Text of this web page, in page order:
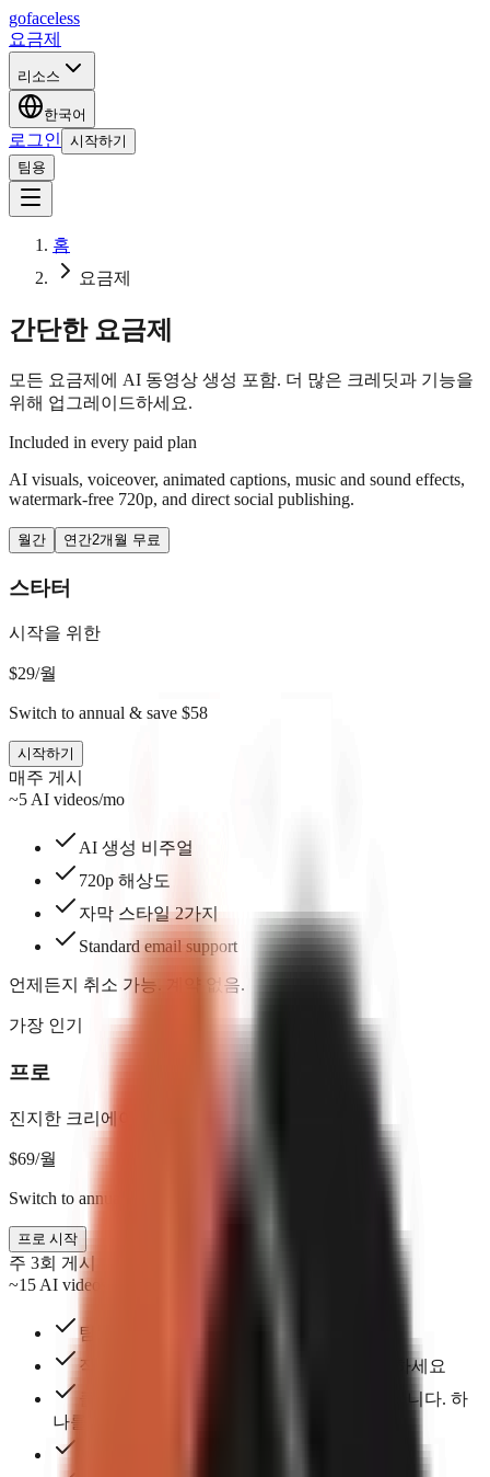
gofaceless
요금제
리소스
한국어
로그인
시작하기
팀용
홈
요금제
간단한 요금제
모든 요금제에 AI 동영상 생성 포함. 더 많은 크레딧과 기능을
위해 업그레이드하세요.
Included in every paid plan
AI visuals, voiceover, animated captions, music and sound effects,
watermark-free 720p, and direct social publishing.
월간 연간2개월 무료
스타터
시작을 위한
$29/월
Switch to annual & save $58
시작하기
매주 게시
~5 AI videos/mo
AI 생성 비주얼
720p 해상도
자막 스타일 2가지
Standard email support
언제든지 취소 가능. 계약 없음.
가장 인기
프로
진지한 크리에이터를 위한
$69/월
Switch to annual & save $138
프로 시작
주 3회 게시
~15 AI videos/mo
팀 시트 최대 3개
직접 이미지와 동영상을 업로드하고 관리하세요
클릭 한 번으로 만들 수 있는 완성형 포맷입니다. 하
나를 골라 시작해 보세요.